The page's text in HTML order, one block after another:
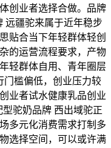
创业者选择合做。品牌
远疆驼来属于近年稳步
贴合当下年轻群体轻创
的运营流程要求，产物
轻群体自用、青年圈层
门槛偏低，创业压力较
业者试水健康乳品创业
驼奶品牌 西出域驼正
多元化消费需求打制多
选择空间，可以或许满